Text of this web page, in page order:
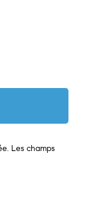
Les champs